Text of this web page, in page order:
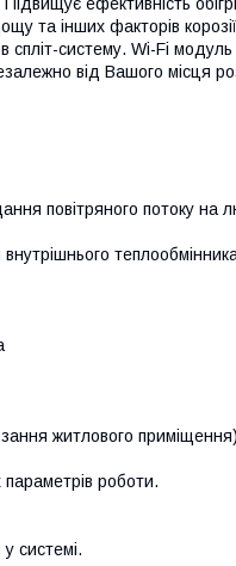
ефективність
та інших факторів
систему. Wi-Fi модуль
від Вашого місця
повітряного потоку на
внутрішнього
житлового
роботи.
системі.